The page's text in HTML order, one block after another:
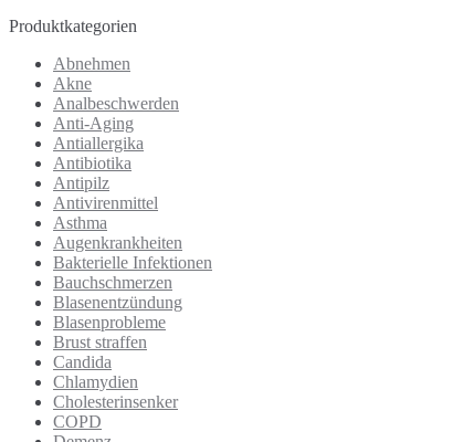
Produktkategorien
Abnehmen
Akne
Analbeschwerden
Anti-Aging
Antiallergika
Antibiotika
Antipilz
Antivirenmittel
Asthma
Augenkrankheiten
Bakterielle Infektionen
Bauchschmerzen
Blasenentzündung
Blasenprobleme
Brust straffen
Candida
Chlamydien
Cholesterinsenker
COPD